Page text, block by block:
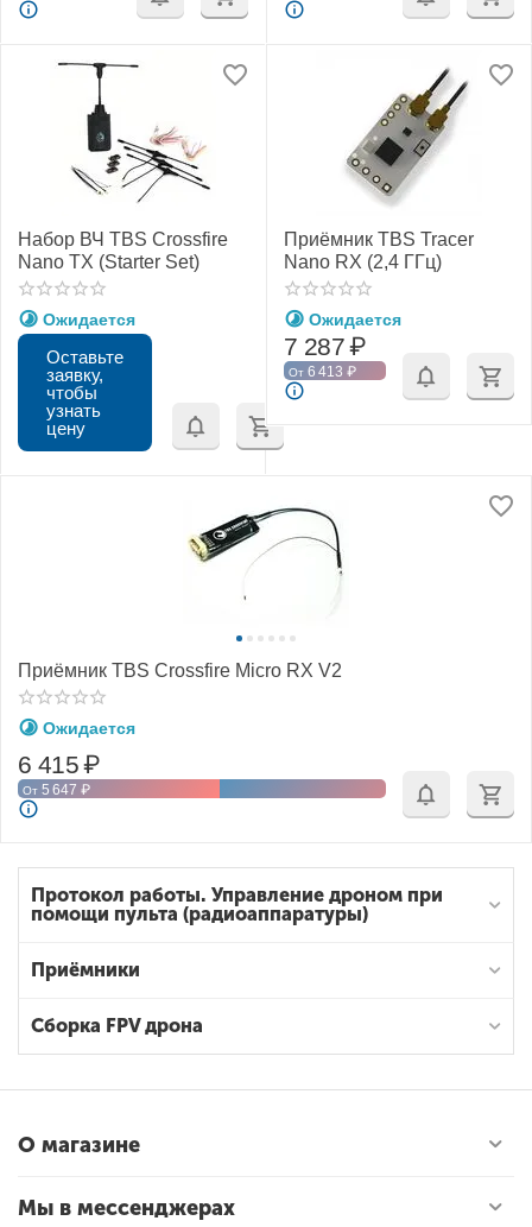
Протокол работы. Управление дроном при
помощи пульта (радиоаппаратуры)
Приёмники
Сборка FPV дрона
Набор ВЧ TBS Crossfire
Nano TX (Starter Set)
Ожидается
Оставьте
заявку,
чтобы
узнать
цену
Приёмник TBS Tracer
Nano RX (2,4 ГГц)
Ожидается
7 287₽
От 6 413 ₽
Приёмник TBS Crossfire Micro RX V2
Ожидается
6 415₽
От 5 647 ₽
О магазине
Мы в мессенджерах